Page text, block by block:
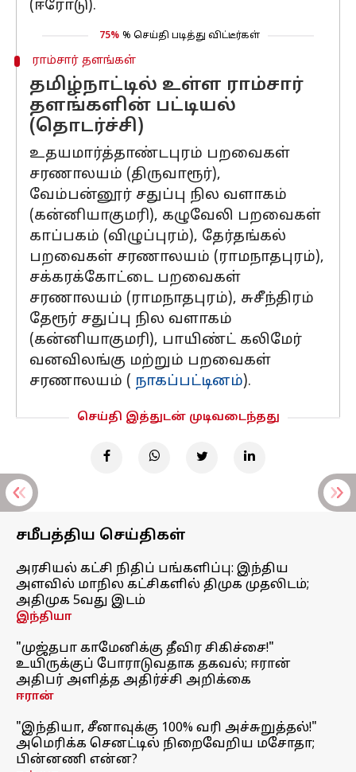
(ஈரோடு).
75% % செய்தி படித்து விட்டீர்கள்
ராம்சார் தளங்கள்
தமிழ்நாட்டில் உள்ள ராம்சார்
தளங்களின் பட்டியல்
(தொடர்ச்சி)
உதயமார்த்தாண்டபுரம் பறவைகள்
சரணாலயம் (திருவாரூர்),
வேம்பன்னூர் சதுப்பு நில வளாகம்
(கன்னியாகுமரி), கழுவேலி பறவைகள்
காப்பகம் (விழுப்புரம்), தேர்தங்கல்
பறவைகள் சரணாலயம் (ராமநாதபுரம்),
சக்கரக்கோட்டை பறவைகள்
சரணாலயம் (ராமநாதபுரம்), சுசீந்திரம்
தேரூர் சதுப்பு நில வளாகம்
(கன்னியாகுமரி), பாயிண்ட் கலிமேர்
வனவிலங்கு மற்றும் பறவைகள்
சரணாலயம் ( நாகப்பட்டினம்).
செய்தி இத்துடன் முடிவடைந்தது
சமீபத்திய செய்திகள்
அரசியல் கட்சி நிதிப் பங்களிப்பு: இந்திய
அளவில் மாநில கட்சிகளில் திமுக முதலிடம்;
அதிமுக 5வது இடம்
இந்தியா
"முஜ்தபா காமேனிக்கு தீவிர சிகிச்சை!"
உயிருக்குப் போராடுவதாக தகவல்; ஈரான்
அதிபர் அளித்த அதிர்ச்சி அறிக்கை
ஈரான்
"இந்தியா, சீனாவுக்கு 100% வரி அச்சுறுத்தல்!"
அமெரிக்க செனட்டில் நிறைவேறிய மசோதா;
பின்னணி என்ன?